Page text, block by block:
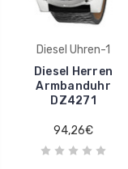
Diesel Uhren-1
Diesel Herren
Armbanduhr
DZ4271
94,26€